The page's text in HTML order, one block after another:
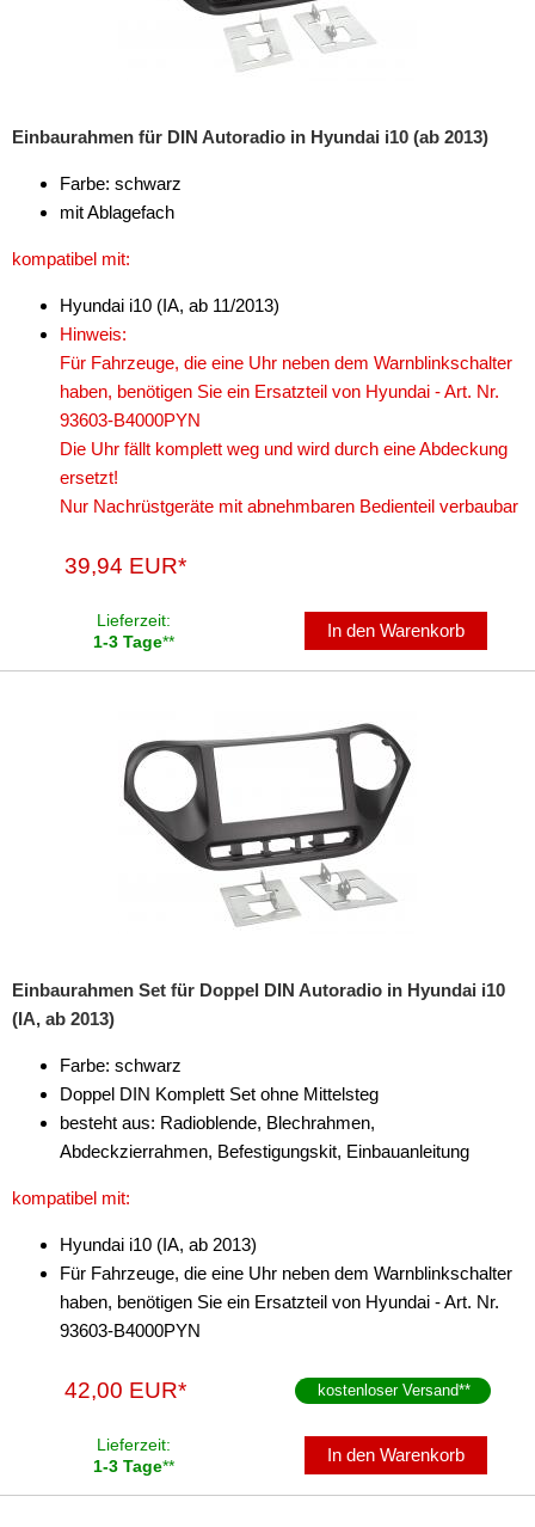
i30
i40
IX55
Sonata
Tucson
Veracruz
für Infiniti
für Jaguar
für Lexus
für MAN
für Mazda
für Mercedes-Benz
für Mercury
für Mini
für Mitsubishi
für Nissan
für Opel
Einbaurahmen für DIN Autoradio in Hyundai i10 (ab 2013)
Farbe: schwarz
mit Ablagefach
kompatibel mit:
Hyundai i10 (IA, ab 11/2013)
Hinweis:
Für Fahrzeuge, die eine Uhr neben dem Warnblinkschalter
haben, benötigen Sie ein Ersatzteil von Hyundai - Art. Nr.
93603-B4000PYN
Die Uhr fällt komplett weg und wird durch eine Abdeckung
ersetzt!
Nur Nachrüstgeräte mit abnehmbaren Bedienteil verbaubar
39,94 EUR*
Lieferzeit:
1-3 Tage**
In den Warenkorb
Einbaurahmen Set für Doppel DIN Autoradio in Hyundai i10
(IA, ab 2013)
Farbe: schwarz
Doppel DIN Komplett Set ohne Mittelsteg
besteht aus: Radioblende, Blechrahmen,
Abdeckzierrahmen, Befestigungskit, Einbauanleitung
kompatibel mit:
Hyundai i10 (IA, ab 2013)
Für Fahrzeuge, die eine Uhr neben dem Warnblinkschalter
haben, benötigen Sie ein Ersatzteil von Hyundai - Art. Nr.
93603-B4000PYN
42,00 EUR* kostenloser Versand**
Lieferzeit:
1-3 Tage**
In den Warenkorb